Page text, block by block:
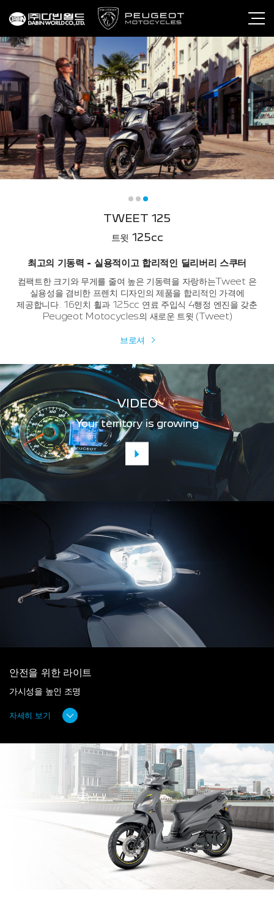
TWEET 125
트윗 125cc
최고의 기동력 - 실용적이고 합리적인 딜리버리 스쿠터
컴팩트한 크기와 무게를 줄여 높은 기동력을 자랑하는Tweet 은
실용성을 겸비한 프렌치 디자인의 제품을 합리적인 가격에
제공합니다. 16인치 휠과 125cc 연료 주입식 4행정 엔진을 갖춘
Peugeot Motocycles의 새로운 트윗 (Tweet)
브로셔
VIDEO
Your territory is growing
안전을 위한 라이트
가시성을 높인 조명
자세히 보기